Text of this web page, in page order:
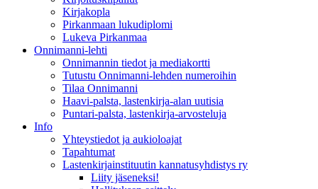
Kirjakopla
Pirkanmaan lukudiplomi
Lukeva Pirkanmaa
Onnimanni-lehti
Onnimannin tiedot ja mediakortti
Tutustu Onnimanni-lehden numeroihin
Tilaa Onnimanni
Haavi-palsta, lastenkirja-alan uutisia
Puntari-palsta, lastenkirja-arvosteluja
Info
Yhteystiedot ja aukioloajat
Tapahtumat
Lastenkirjainstituutin kannatusyhdistys ry
Liity jäseneksi!